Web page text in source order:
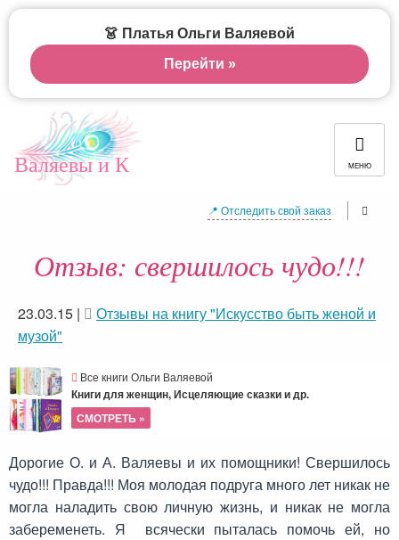
Валяевы и К МЕНЮ
📍 Отследить свой заказ
Отзыв: свершилось чудо!!!
23.03.15 |
Отзывы на книгу "Искусство быть женой и
музой"
Все книги Ольги Валяевой
Книги для женщин, Исцеляющие сказки и др.
СМОТРЕТЬ »
Дорогие О. и А. Валяевы и их помощники! Свершилось
чудо!!! Правда!!! Моя молодая подруга много лет никак не
могла наладить свою личную жизнь, и никак не могла
забеременеть. Я всячески пыталась помочь ей, но
👗 Платья Ольги Валяевой
Перейти »